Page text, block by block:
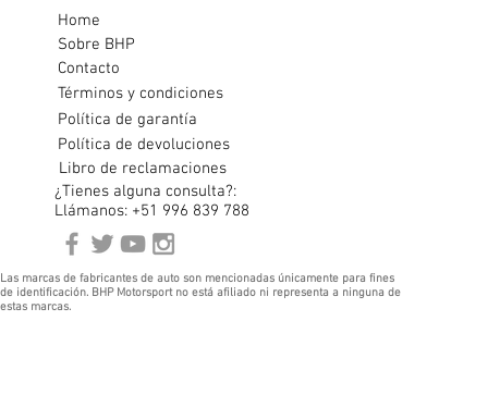
Home
Sobre BHP
Contacto
Términos y condiciones
Política de garantía
Política de devoluciones
Libro de reclamaciones
¿Tienes alguna consulta?:
Llámanos: +51 996 839 788
Las marcas de fabricantes de auto son mencionadas únicamente para fines
de identificación. BHP Motorsport no está afiliado ni representa a ninguna de
estas marcas.